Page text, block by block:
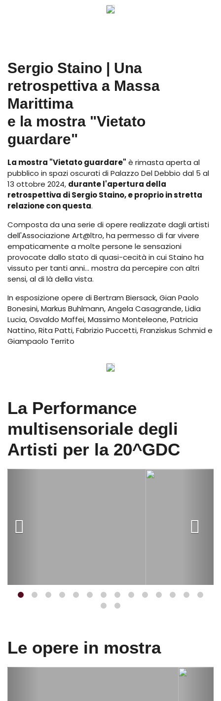
Sergio Staino | Una
retrospettiva a Massa
Marittima
e la mostra "Vietato
guardare"
La mostra "Vietato guardare" è rimasta aperta al
pubblico in spazi oscurati di Palazzo Del Debbio dal 5 al
13 ottobre 2024, durante l'apertura della
retrospettiva di Sergio Staino, e proprio in stretta
relazione con questa.
Composta da una serie di opere realizzate dagli artisti
dell'Associazione Art@ltro, ha permesso di far vivere
empaticamente a molte persone le sensazioni
provocate dallo stato di quasi-cecità in cui Staino ha
vissuto per tanti anni... mostra da percepire con altri
sensi, al di là della vista.
In esposizione opere di Bertram Biersack, Gian Paolo
Bonesini, Markus Buhlmann, Angela Casagrande, Lidia
Lucia, Osvaldo Maffei, Massimo Monteleone, Patricia
Nattino, Rita Patti, Fabrizio Puccetti, Franziskus Schmid e
Giampaolo Territo
La Performance
multisensoriale degli
Artisti per la 20^GDC
Le opere in mostra